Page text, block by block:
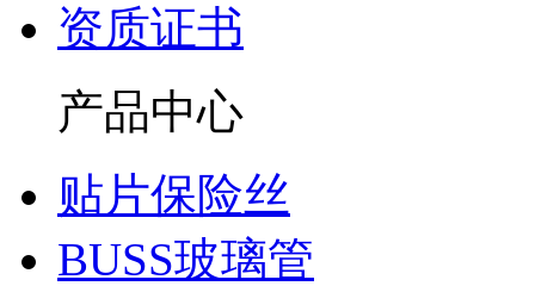
资质证书
产品中心
贴片保险丝
BUSS玻璃管